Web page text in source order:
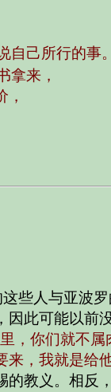
自己所行的事。
拿来，
些人与亚波
此可能以前
，你们就不
，我就是给
的教义。相反